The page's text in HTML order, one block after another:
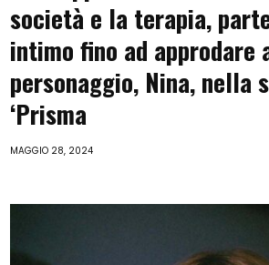
società e la terapia,
intimo fino ad approdare
personaggio, Nina, nella
‘Prisma
MAGGIO 28, 2024